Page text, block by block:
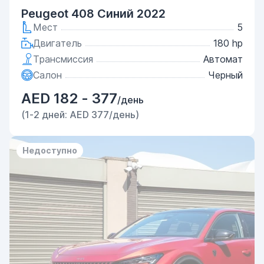
Peugeot 408 Синий 2022
Мест
5
Двигатель
180 hp
Трансмиссия
Автомат
Салон
Черный
AED 182 - 377/день
(1-2 дней: AED 377/день)
Недоступно